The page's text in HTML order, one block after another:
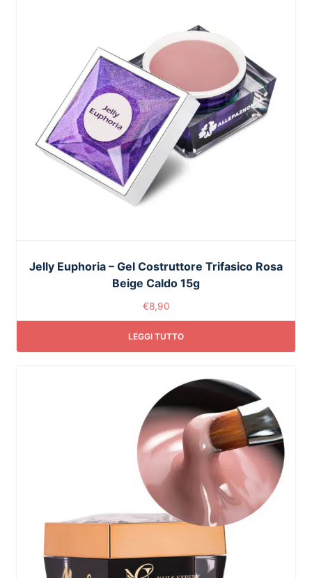
Jelly Euphoria – Gel Costruttore Trifasico Rosa
Beige Caldo 15g
€8,90
LEGGI TUTTO